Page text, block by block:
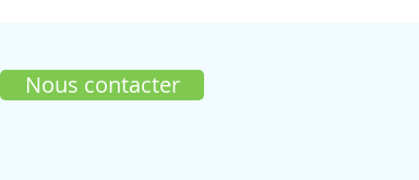
Nous contacter